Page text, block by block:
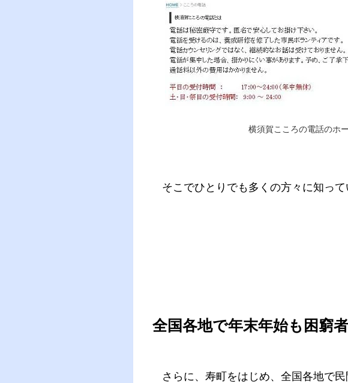
横須賀こころの電話のホ
そこでひとりでも多くの方々に知っ
全国各地で年末年始も困窮
さらに、寿町をはじめ、全国各地で